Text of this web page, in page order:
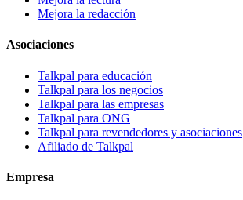
Mejora la redacción
Asociaciones
Talkpal para educación
Talkpal para los negocios
Talkpal para las empresas
Talkpal para ONG
Talkpal para revendedores y asociaciones
Afiliado de Talkpal
Empresa